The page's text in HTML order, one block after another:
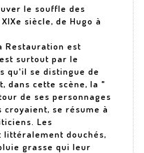
le souffle des
siècle, de Hugo à
Restauration est
surtout par le
qu'il se distingue de
dans cette scène, la "
de ses personnages
se résume à
Les
douchés,
grasse qui leur